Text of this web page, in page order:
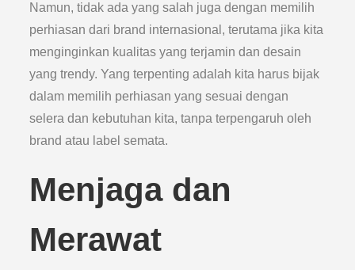
Namun, tidak ada yang salah juga dengan memilih
perhiasan dari brand internasional, terutama jika kita
menginginkan kualitas yang terjamin dan desain
yang trendy. Yang terpenting adalah kita harus bijak
dalam memilih perhiasan yang sesuai dengan
selera dan kebutuhan kita, tanpa terpengaruh oleh
brand atau label semata.
Menjaga dan
Merawat